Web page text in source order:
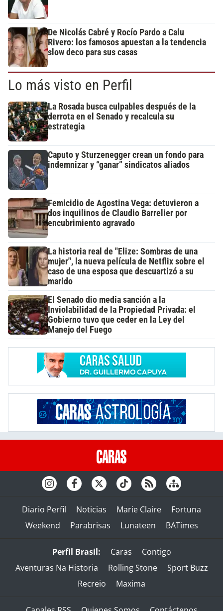
De Nicolás Cabré y Rocío Pardo a Calu
Rivero: los famosos apuestan a la tendencia
slow deco para sus casas
Lo más visto en Perfil
La Rosada busca culpables después de la
derrota en el Senado y recalcula su
estrategia
Caputo y Sturzenegger crean un fondo para
indemnizar y “ganar” sindicatos aliados
Femicidio de Agostina Vega: detuvieron a
dos inquilinos de Claudio Barrelier por
encubrimiento agravado
La historia real de "Elize: Sombras de una
mujer", la nueva película de Netflix sobre el
caso de una esposa que descuartizó a su
marido
El Senado dio media sanción a la
Inviolabilidad de la Propiedad Privada: el
Gobierno tuvo que ceder en la Ley del
Manejo del Fuego
Diario Perfil Noticias Marie Claire
Fortuna
Weekend
Parabrisas Lunateen BATimes
Perfil Brasil: Caras
Contigo
Aventuras Na Historia
Rolling Stone
Sport Buzz
Recreio
Maxima